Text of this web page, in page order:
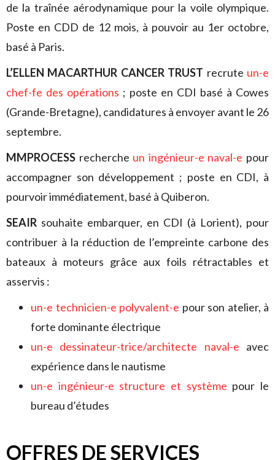
de la traînée aérodynamique pour la voile olympique.
Poste en CDD de 12 mois, à pouvoir au 1er octobre,
basé à Paris.
L’ELLEN MACARTHUR CANCER TRUST recrute un-e
chef-fe des opérations ; poste en CDI basé à Cowes
(Grande-Bretagne), candidatures à envoyer avant le 26
septembre.
MMPROCESS recherche un ingénieur-e naval-e pour
accompagner son développement ; poste en CDI, à
pourvoir immédiatement, basé à Quiberon.
SEAIR souhaite embarquer, en CDI (à Lorient), pour
contribuer à la réduction de l’empreinte carbone des
bateaux à moteurs grâce aux foils rétractables et
asservis :
un-e technicien-e polyvalent-e pour son atelier, à
forte dominante électrique
un-e dessinateur-trice/architecte naval-e avec
expérience dans le nautisme
un-e ingénieur-e structure et système pour le
bureau d’études
OFFRES DE SERVICES